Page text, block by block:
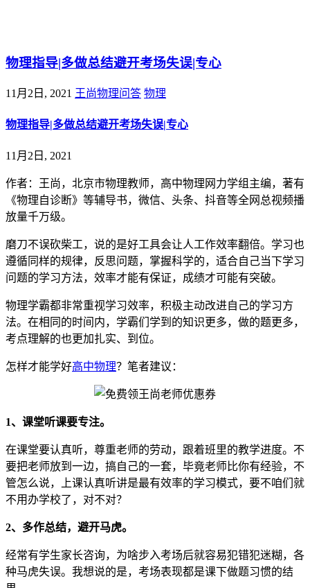
物理指导|多做总结避开考场失误|专心
11月2日, 2021 王尚物理问答 物理
物理指导|多做总结避开考场失误|专心
11月2日, 2021
作者：王尚，北京市物理教师，高中物理网力学组主编，著有
《物理自诊断》等辅导书，微信、头条、抖音等全网总视频播
放量千万级。
磨刀不误砍柴工，说的是好工具会让人工作效率翻倍。学习也
遵循同样的规律，反思问题，掌握科学的，适合自己当下学习
问题的学习方法，效率才能有保证，成绩才可能有突破。
物理学霸都非常重视学习效率，积极主动改进自己的学习方
法。在相同的时间内，学霸们学到的知识更多，做的题更多，
考点理解的也更加扎实、到位。
怎样才能学好高中物理？笔者建议：
1、课堂听课要专注。
在课堂要认真听，尊重老师的劳动，跟着班里的教学进度。不
要把老师放到一边，搞自己的一套，毕竟老师比你有经验，不
管怎么说，上课认真听讲是最有效率的学习模式，要不咱们就
不用办学校了，对不对？
2、多作总结，避开马虎。
经常有学生家长咨询，为啥步入考场后就容易犯错犯迷糊，各
种马虎失误。我想说的是，考场表现都是课下做题习惯的结